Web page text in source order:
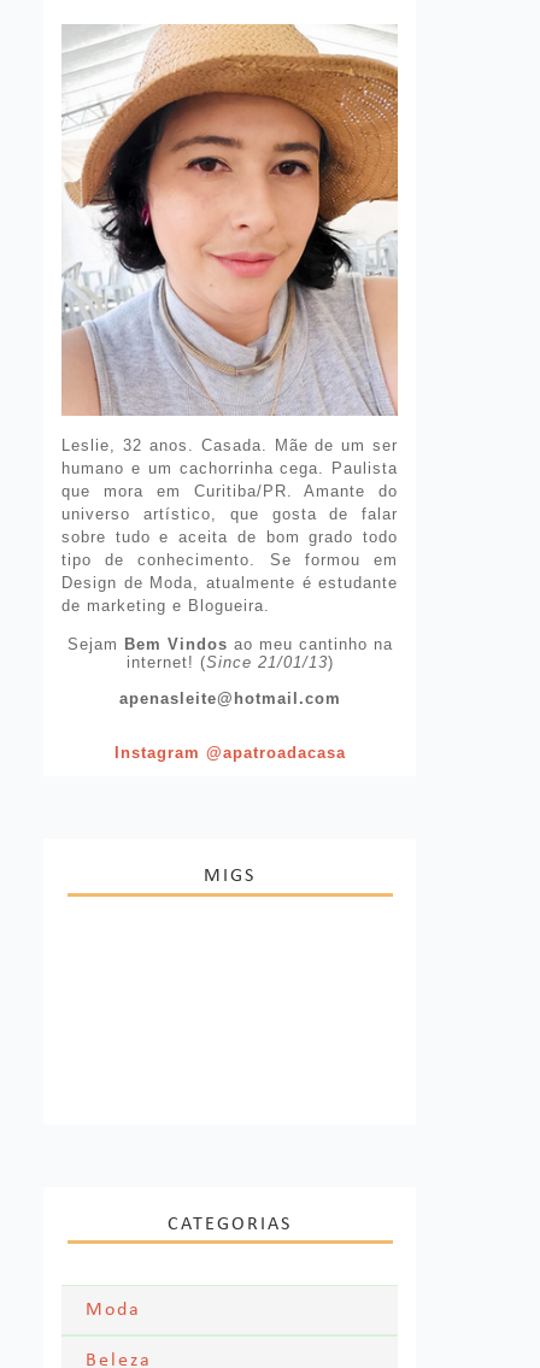
Leslie, 32 anos. Casada. Mãe de um ser
humano e um cachorrinha cega. Paulista
que mora em Curitiba/PR. Amante do
universo artístico, que gosta de falar
sobre tudo e aceita de bom grado todo
tipo de conhecimento. Se formou em
Design de Moda, atualmente é estudante
de marketing e Blogueira.
Sejam Bem Vindos ao meu cantinho na
internet! (Since 21/01/13)
apenasleite@hotmail.com
Instagram @apatroadacasa
MIGS
CATEGORIAS
Moda
Moda Festa
Beleza